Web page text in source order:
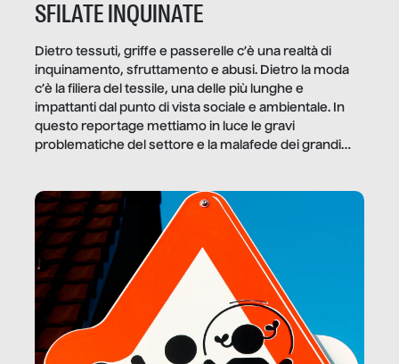
SFILATE INQUINATE
Dietro tessuti, griffe e passerelle c’è una realtà di
inquinamento, sfruttamento e abusi. Dietro la moda
c’è la filiera del tessile, una delle più lunghe e
impattanti dal punto di vista sociale e ambientale. In
questo reportage mettiamo in luce le gravi
problematiche del settore e la malafede dei grandi